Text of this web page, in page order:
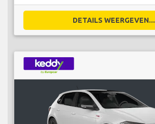
DETAILS WEERGEVEN...